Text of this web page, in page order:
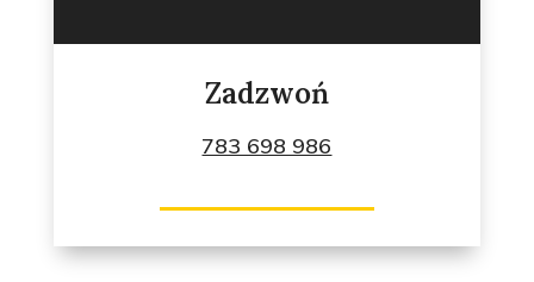
Zadzwoń
783 698 986